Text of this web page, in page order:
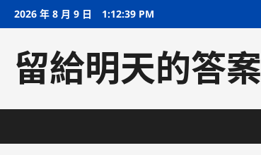
Skip2026 年 8 月 9 日 1:12:40 PM
留給明天的答案